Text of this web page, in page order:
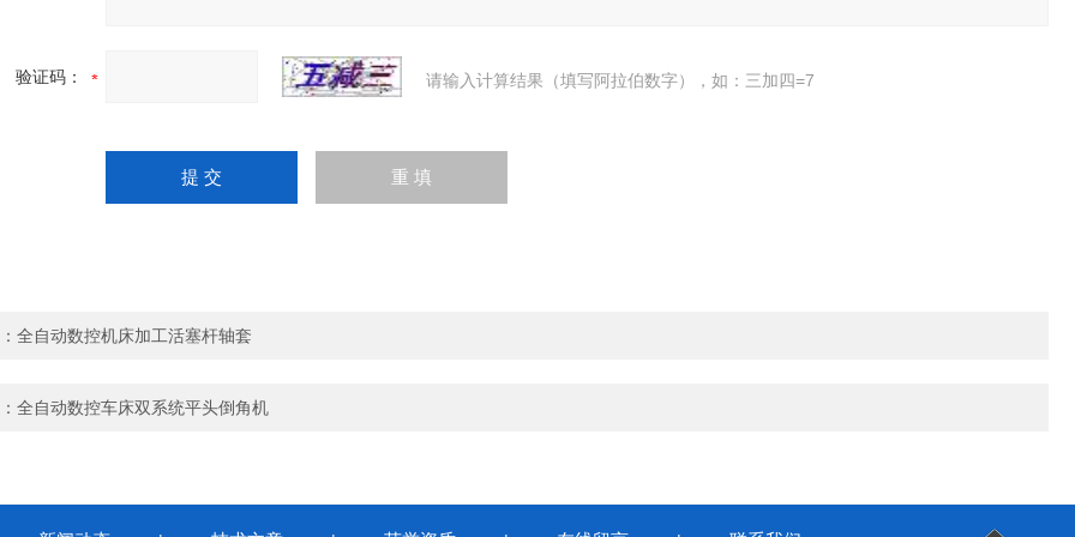
验证码： 请输入计算结果（填写阿拉伯数字），如：三加四=7
全自动数控机床加工活塞杆轴套
全自动数控车床双系统平头倒角机